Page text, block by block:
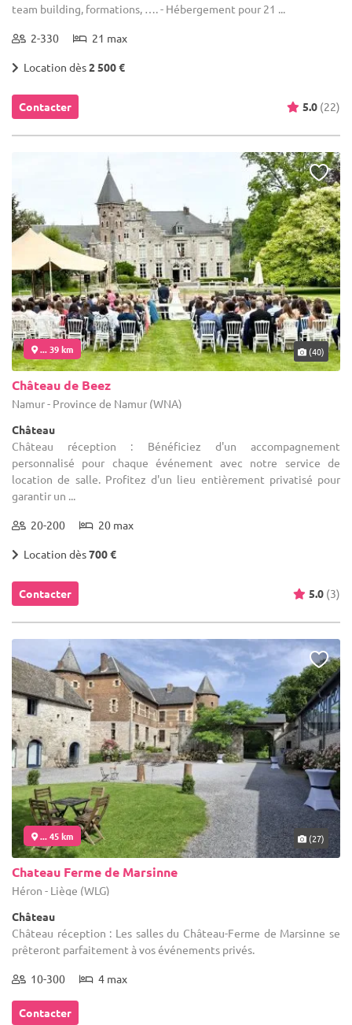
team building, formations, …. - Hébergement pour 21 ...
2-330 21 max
Location dès2 500 €
Contacter 5.0 (22)
... 39 km (40)
Château de Beez
Namur - Province de Namur (WNA)
Château
Château réception : Bénéficiez d'un accompagnement
personnalisé pour chaque événement avec notre service de
location de salle. Profitez d'un lieu entièrement privatisé pour
garantir un ...
20-200 20 max
Location dès700 €
Contacter 5.0 (3)
... 45 km (27)
Chateau Ferme de Marsinne
Héron - Liège (WLG)
Château
Château réception : Les salles du Château-Ferme de Marsinne se
prêteront parfaitement à vos événements privés.
10-300 4 max
Contacter